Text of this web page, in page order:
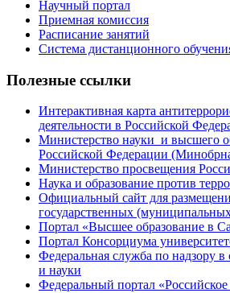
Научный портал
Приемная комиссия
Расписание занятий
Система дистанционного
Полезные ссылки
Интерактивная карта
деятельности в Российской
Министерство науки и высшего
Российской Федерации
Министерство просвещения
Наука и образование против
Официальный сайт для
государственных
Портал «Высшее образование в
Портал Консорциума
Федеральная служба по надзору в
и науки
Федеральный портал «Российское